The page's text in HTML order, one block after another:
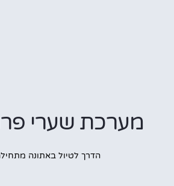
שערי
הדרך לטיול באתונה מתחילה כאן!